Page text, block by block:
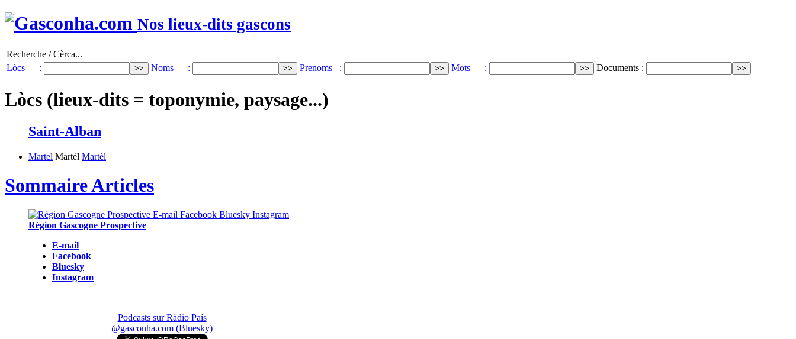
Nos lieux-dits gascons
Recherche / Cèrca...
Lòcs :
Noms : Prenoms : Mots : Documents :
Lòcs (lieux-dits = toponymie, paysage...)
Saint-Alban
Martel Martèl Martèl
Sommaire Articles
Région Gascogne Prospective
E-mail
Facebook
Bluesky
Instagram
Podcasts sur Ràdio País
@gasconha.com (Bluesky)